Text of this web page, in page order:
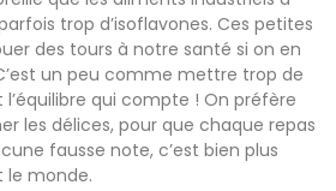
trop d’isoflavones. Ces petites
des tours à notre santé si on en
un peu comme mettre trop de
l’équilibre qui compte ! On préfère
les délices, pour que chaque repas
fausse note, c’est bien plus
le monde.